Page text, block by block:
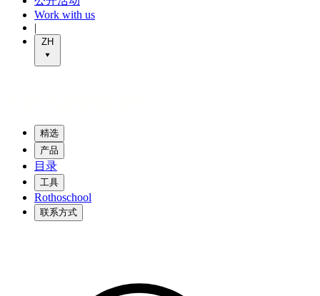
Work with us
|
ZH
精选
产品
目录
工具
Rothoschool
联系方式